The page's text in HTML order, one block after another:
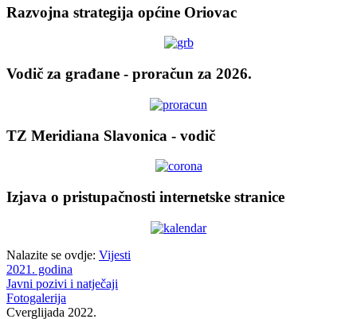
Razvojna strategija općine Oriovac
Vodič za građane - proračun za 2026.
TZ Meridiana Slavonica - vodič
Izjava o pristupačnosti internetske stranice
Nalazite se ovdje: Vijesti
2021. godina
Javni pozivi i natječaji
Fotogalerija
Cverglijada 2022.